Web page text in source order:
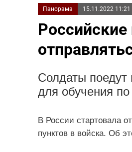
Панорама 15.11.2022 11:21
Солдаты поедут
для обучения
В России стартовала
пунктов в войска. Об